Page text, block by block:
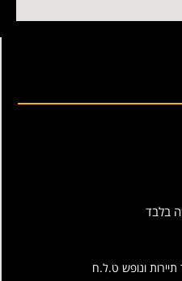
בלבד
ונופש ט.ל.ח